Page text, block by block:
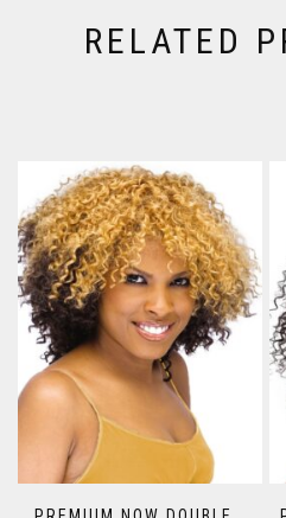
RELATED